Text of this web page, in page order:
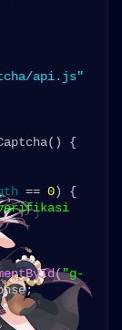
api.js"
{
== 0) {
("g-